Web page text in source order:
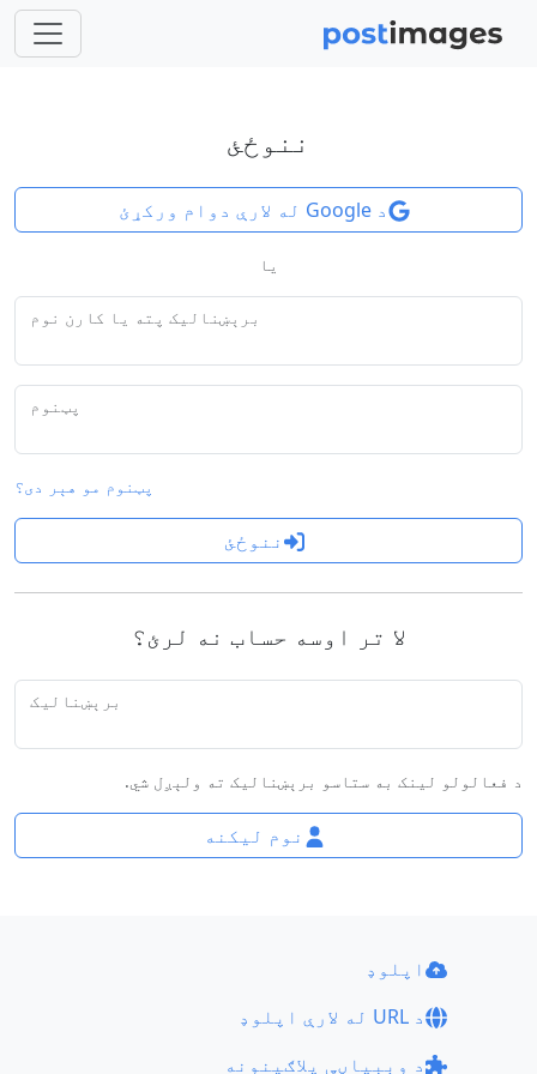
ننوځئ
د Google له لارې دوام ورکړئ
یا
برېښنالیک پته یا کارن نوم
پټنوم
پټنوم مو هېر دی؟
ننوځئ
لا تر اوسه حساب نه لرئ؟
برېښنالیک
د فعالولو لینک به ستاسو برېښنالیک ته ولېږل شي.
نوم لیکنه
اپلوډ
د URL له لارې اپلوډ
د وېبپاڼې پلاګینونه